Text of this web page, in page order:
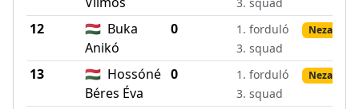
12 🇭🇺 Buka
Anikó
0
1. forduló
3. squad
13 🇭🇺 Hossóné
Béres Éva
0
1. forduló
3. squad